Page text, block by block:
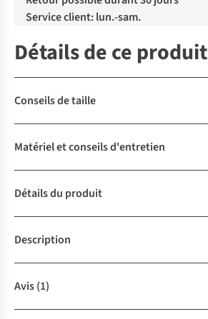
Service client: lun.-sam.
Détails de ce produit
Conseils de taille
Matériel et conseils d'entretien
Détails du produit
Description
Avis(1)